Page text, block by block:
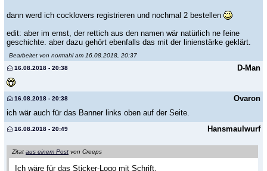
dann werd ich cocklovers registrieren und nochmal 2 bestellen
edit: aber im ernst, der rettich aus den namen wär natürlich ne feine
geschichte. aber dazu gehört ebenfalls das mit der linienstärke geklärt.
Bearbeitet von normahl am 16.08.2018, 20:37
D-Man
16.08.2018 - 20:38
Ovaron
16.08.2018 - 20:38
ich wär auch für das Banner links oben auf der Seite.
Hansmaulwurf
16.08.2018 - 20:49
Zitat aus einem Post von Creeps
Ich wäre für das Sticker-Logo mit Schrift.